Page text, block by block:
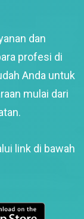
dan
profesi di
Anda untuk
mulai dari
link di bawah